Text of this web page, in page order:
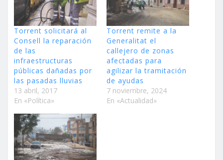
Torrent solicitará al
Consell la reparación
de las
infraestructuras
públicas dañadas por
las pasadas lluvias
13 abril, 2017
En «Política»
Torrent remite a la
Generalitat el
callejero de zonas
afectadas para
agilizar la tramitación
de ayudas
7 noviembre, 2024
En «Actualidad»